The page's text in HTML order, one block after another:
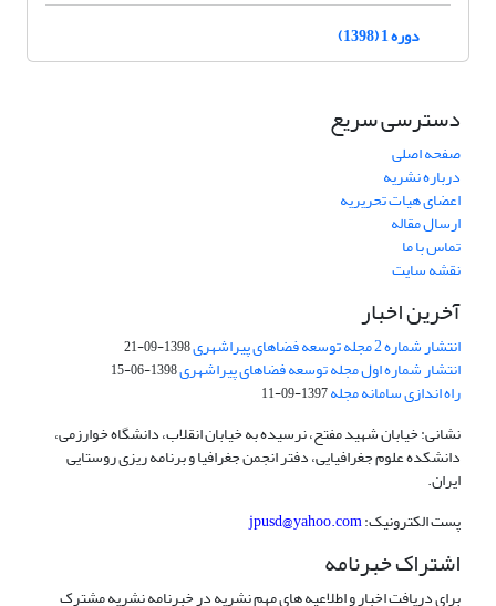
دوره 1 (1398)
دسترسی سریع
صفحه اصلی
درباره نشریه
اعضای هیات تحریریه
ارسال مقاله
تماس با ما
نقشه سایت
آخرین اخبار
انتشار شماره 2 مجله توسعه فضاهای پیراشهری 1398-09-21
انتشار شماره اول مجله توسعه فضاهای پیراشهری1398-06-15
راه اندازی سامانه مجله1397-09-11
نشانی: خیابان شهید مفتح، نرسیده به خیابان انقلاب، دانشگاه خوارزمی،
دانشکده علوم جغرافیایی، دفتر انجمن جغرافیا و برنامه ریزی روستایی
ایران.
پست الکترونیک:jpusd@yahoo.com
اشتراک خبرنامه
برای دریافت اخبار و اطلاعیه های مهم نشریه در خبرنامه نشریه مشترک